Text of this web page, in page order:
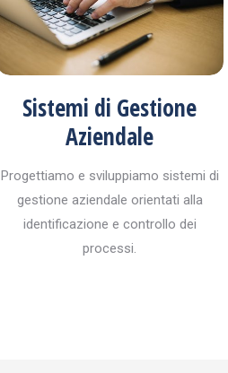
Sistemi di Gestione
Aziendale
Progettiamo e sviluppiamo sistemi di
gestione aziendale orientati alla
identificazione e controllo dei
processi.